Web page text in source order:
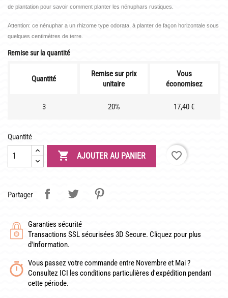
LATOUR-MARLIAC
CLAUDE MONET
BIOGRAPHIE DE 1908
LES BAMBOUS
DE JARDINAGE AQUATIQUE
DE NOS PRÉDÉCESSEURS
GUIDE VISUEL
CONDITIONNEMENT, GARANTIES ET DÉLAIS DE LIVRAISON
TÉLÉCHARGER UN BON DE COMMANDE VIERGE
CONTACT
de plantation pour savoir comment planter les nénuphars rustiques.
Attention: ce nénuphar a un rhizome type odorata, à planter de façon horizontale sous
quelques centimètres de terre.
Remise sur la quantité
Quantité
Remise sur prix
unitaire
Vous
économisez
3 20% 17,40 €
Quantité
 AJOUTER AU PANIER favorite_border
Partager
Garanties sécurité
Transactions SSL sécurisées 3D Secure. Cliquez pour plus
d'information.
Vous passez votre commande entre Novembre et Mai ?
Consultez ICI les conditions particulières d'expédition pendant
cette période.